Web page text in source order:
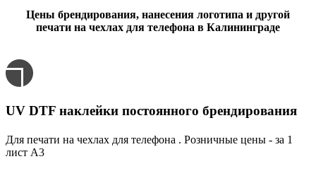
Цены брендирования, нанесения логотипа и другой
печати на чехлах для телефона в Калининграде
UV DTF наклейки постоянного брендирования
Для печати на чехлах для телефона . Розничные цены - за 1
лист А3